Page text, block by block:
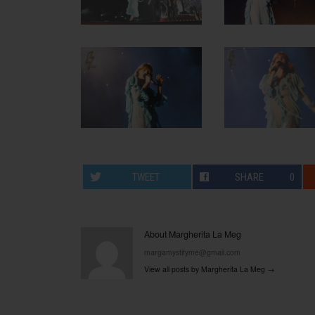
TWEET SHARE 0
About Margherita La Meg
margamystifyme@gmail.com
View all posts by Margherita La Meg →